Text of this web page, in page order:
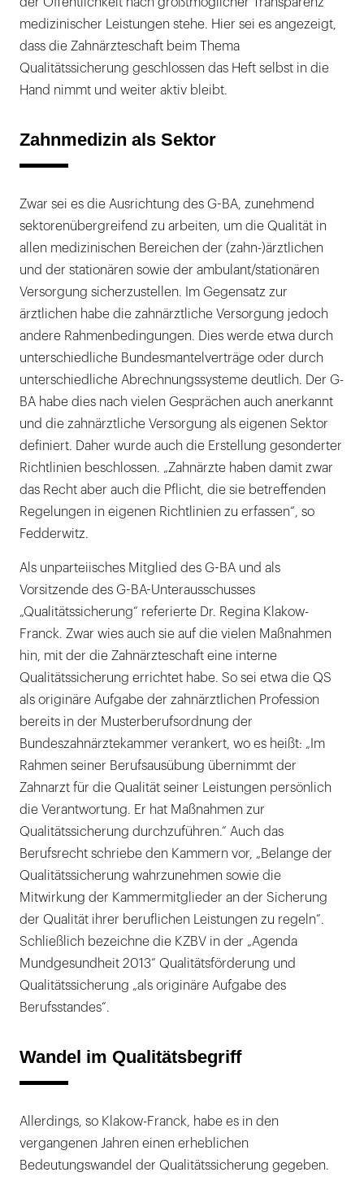
medizinischer Leistungen stehe. Hier sei es angezeigt,
dass die Zahnärzteschaft beim Thema
Qualitätssicherung geschlossen das Heft selbst in die
Hand nimmt und weiter aktiv bleibt.
Zahnmedizin als Sektor
Zwar sei es die Ausrichtung des G-BA, zunehmend
sektorenübergreifend zu arbeiten, um die Qualität in
allen medizinischen Bereichen der (zahn-)ärztlichen
und der stationären sowie der ambulant/stationären
Versorgung sicherzustellen. Im Gegensatz zur
ärztlichen habe die zahnärztliche Versorgung jedoch
andere Rahmenbedingungen. Dies werde etwa durch
unterschiedliche Bundesmantelverträge oder durch
unterschiedliche Abrechnungssysteme deutlich. Der G-
BA habe dies nach vielen Gesprächen auch anerkannt
und die zahnärztliche Versorgung als eigenen Sektor
definiert. Daher wurde auch die Erstellung gesonderter
Richtlinien beschlossen. „Zahnärzte haben damit zwar
das Recht aber auch die Pflicht, die sie betreffenden
Regelungen in eigenen Richtlinien zu erfassen“, so
Fedderwitz.
Als unparteiisches Mitglied des G-BA und als
Vorsitzende des G-BA-Unterausschusses
„Qualitätssicherung“ referierte Dr. Regina Klakow-
Franck. Zwar wies auch sie auf die vielen Maßnahmen
hin, mit der die Zahnärzteschaft eine interne
Qualitätssicherung errichtet habe. So sei etwa die QS
als originäre Aufgabe der zahnärztlichen Profession
bereits in der Musterberufsordnung der
Bundeszahnärztekammer verankert, wo es heißt: „Im
Rahmen seiner Berufsausübung übernimmt der
Zahnarzt für die Qualität seiner Leistungen persönlich
die Verantwortung. Er hat Maßnahmen zur
Qualitätssicherung durchzuführen.“ Auch das
Berufsrecht schriebe den Kammern vor, „Belange der
Qualitätssicherung wahrzunehmen sowie die
Mitwirkung der Kammermitglieder an der Sicherung
der Qualität ihrer beruflichen Leistungen zu regeln“.
Schließlich bezeichne die KZBV in der „Agenda
Mundgesundheit 2013“ Qualitätsförderung und
Qualitätssicherung „als originäre Aufgabe des
Berufsstandes“.
Wandel im Qualitätsbegriff
Allerdings, so Klakow-Franck, habe es in den
vergangenen Jahren einen erheblichen
Bedeutungswandel der Qualitätssicherung gegeben.